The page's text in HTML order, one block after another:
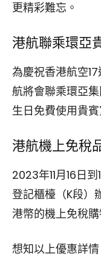
更精彩難忘。
港航聯乘環亞
為慶祝香港航空
航將會聯乘環亞
生日免費使用貴
港航機上免稅
2023年11月16日
登記櫃檯（K段）
港幣的機上免稅購
想知以上優惠詳